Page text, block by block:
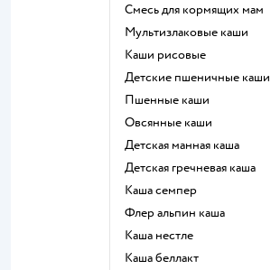
смесь для кормящих мам
Мультизлаковые каши
Каши рисовые
Детские пшеничные каши
Пшенные каши
овсянные каши
детская манная каша
детская гречневая каша
каша семпер
флер альпин каша
каша нестле
каша беллакт